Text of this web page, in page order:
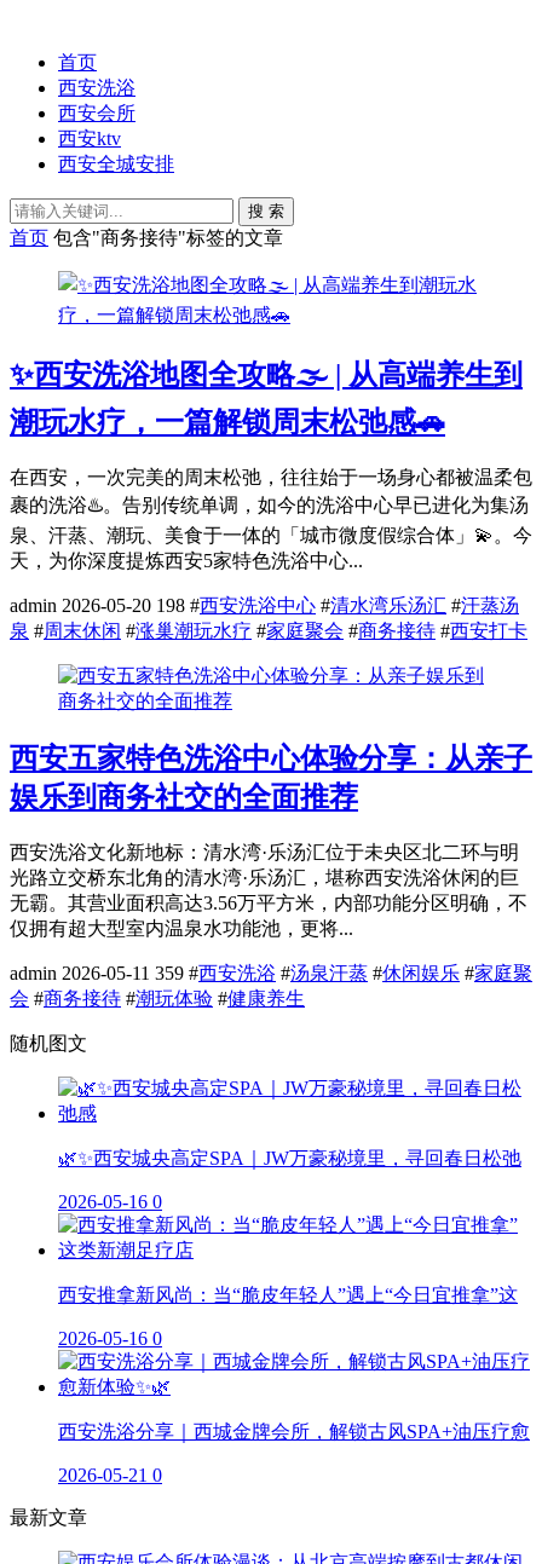
首页
西安洗浴
西安会所
西安ktv
西安全城安排
搜 索
首页 包含"商务接待"标签的文章
✨西安洗浴地图全攻略🌫️ | 从高端养生到
潮玩水疗，一篇解锁周末松弛感🚗
在西安，一次完美的周末松弛，往往始于一场身心都被温柔包
裹的洗浴♨️。告别传统单调，如今的洗浴中心早已进化为集汤
泉、汗蒸、潮玩、美食于一体的「城市微度假综合体」💫。今
天，为你深度提炼西安5家特色洗浴中心...
admin 2026-05-20 198 #西安洗浴中心 #清水湾乐汤汇 #汗蒸汤
泉 #周末休闲 #涨巢潮玩水疗 #家庭聚会 #商务接待 #西安打卡
西安五家特色洗浴中心体验分享：从亲子
娱乐到商务社交的全面推荐
西安洗浴文化新地标：清水湾·乐汤汇位于未央区北二环与明
光路立交桥东北角的清水湾·乐汤汇，堪称西安洗浴休闲的巨
无霸。其营业面积高达3.56万平方米，内部功能分区明确，不
仅拥有超大型室内温泉水功能池，更将...
admin 2026-05-11 359 #西安洗浴 #汤泉汗蒸 #休闲娱乐 #家庭聚
会 #商务接待 #潮玩体验 #健康养生
随机图文
🌿✨西安城央高定SPA｜JW万豪秘境里，寻回春日松弛
2026-05-16 0
西安推拿新风尚：当“脆皮年轻人”遇上“今日宜推拿”这
2026-05-16 0
西安洗浴分享｜西城金牌会所，解锁古风SPA+油压疗愈
2026-05-21 0
最新文章